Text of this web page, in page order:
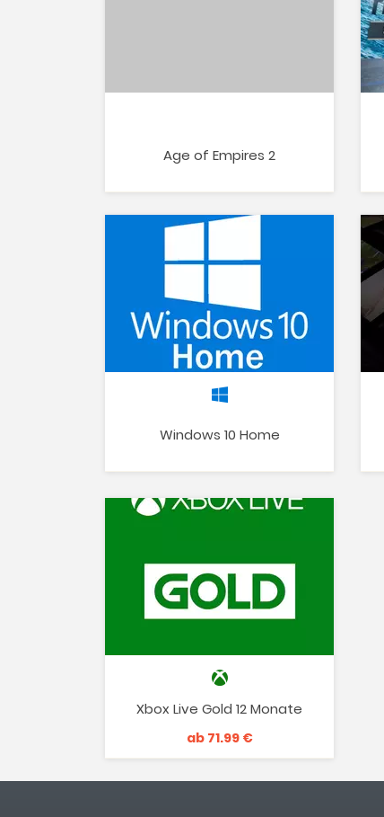
Age of Empires 2
Windows 10 Home
Xbox Live Gold 12 Monate
ab 71.99 €